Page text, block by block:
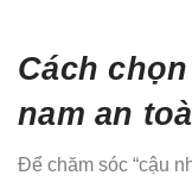
Cách
nam an
Để chăm sóc “cậu